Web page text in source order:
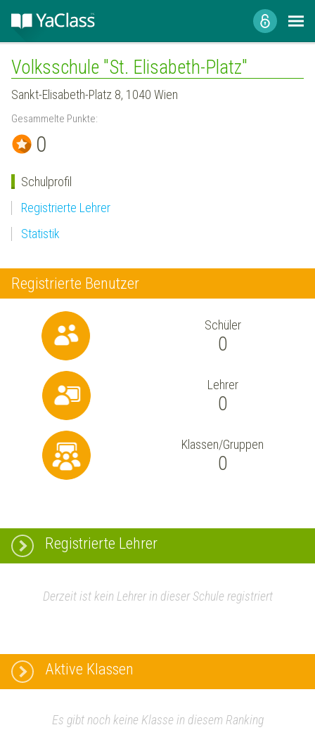
Volksschule "St. Elisabeth-Platz"
Sankt-Elisabeth-Platz 8, 1040 Wien
Gesammelte Punkte:
0
Schulprofil
Registrierte Lehrer
Statistik
Registrierte Benutzer
Schüler
0
Lehrer
0
Klassen/Gruppen
0
Registrierte Lehrer
Derzeit ist kein Lehrer in dieser Schule registriert
Aktive Klassen
Es gibt noch keine Klasse in diesem Ranking